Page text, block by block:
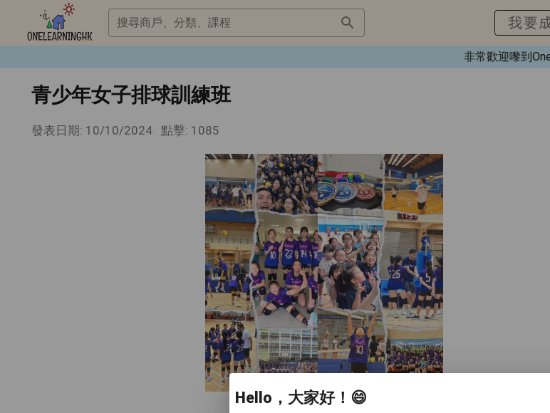
非常歡迎嚟到
搜尋商戶、分類、課程 我要
青少年女子排球訓練班
發表日期: 10/10/2024 點擊: 1085
Hello，大家好！😄